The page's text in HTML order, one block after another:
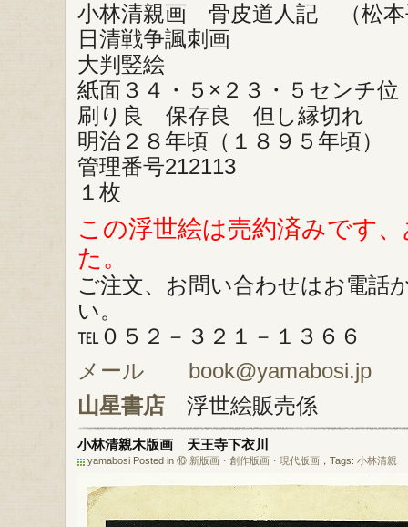
小林清親画 骨皮道人記 （松本
日清戦争諷刺画
大判竪絵
紙面３４・５×２３・５センチ位
刷り良 保存良 但し縁切れ
明治２８年頃（１８９５年頃）
管理番号212113
１枚
この浮世絵は売約済みです
た。
ご注文、お問い合わせはお電話
い。
℡０５２－３２１－１３６６
メール book@yamabosi.jp
山星書店 浮世絵販売係
小林清親木版画 天王寺下衣川
yamabosi Posted in ⑯ 新版画・創作版画・現代版画 ，Tags: 小林清親